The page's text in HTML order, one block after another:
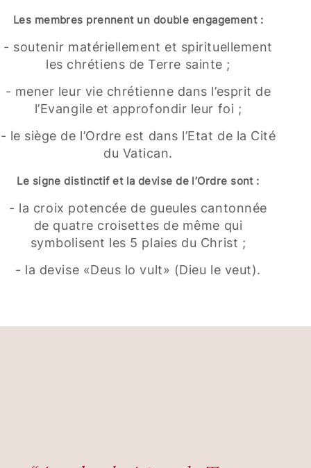
Les membres prennent un double engagement :
- soutenir matériellement et spirituellement
les chrétiens de Terre sainte ;
- mener leur vie chrétienne dans l’esprit de
l’Evangile et approfondir leur foi ;
- le siège de l’Ordre est dans l’Etat de la Cité
du Vatican.
Le signe distinctif et la devise de l’Ordre sont :
- la croix potencée de gueules cantonnée
de quatre croisettes de même qui
symbolisent les 5 plaies du Christ ;
- la devise «Deus lo vult» (Dieu le veut).